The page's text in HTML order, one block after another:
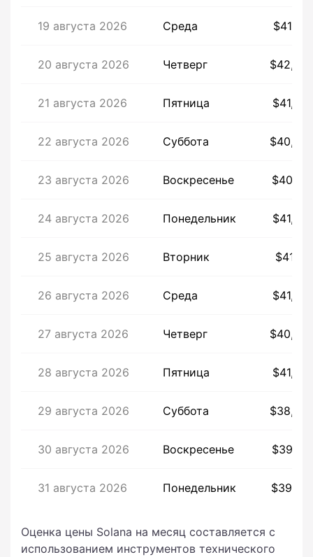
19 августа 2026 Среда $41,67
20 августа 2026 Четверг $42,25
21 августа 2026 Пятница $41,94
22 августа 2026 Суббота $40,54
23 августа 2026 Воскресенье $40,91
24 августа 2026 Понедельник $41,40
25 августа 2026 Вторник $41,19
26 августа 2026 Среда $41,45
27 августа 2026 Четверг $40,44
28 августа 2026 Пятница $41,22
29 августа 2026 Суббота $38,49
30 августа 2026 Воскресенье $39,21
31 августа 2026 Понедельник $39,77
Оценка цены Solana на месяц составляется с
использованием инструментов технического